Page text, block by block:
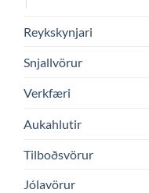
Reykskynjari
Snjallvörur
Verkfæri
Aukahlutir
Tilboðsvörur
Jólavörur